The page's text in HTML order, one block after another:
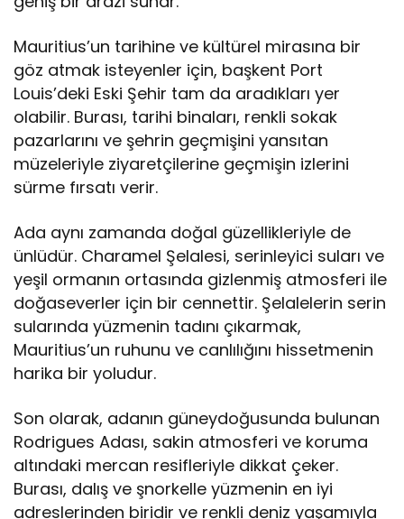
Mauritius’un tarihine ve kültürel mirasına bir
göz atmak isteyenler için, başkent Port
Louis’deki Eski Şehir tam da aradıkları yer
olabilir. Burası, tarihi binaları, renkli sokak
pazarlarını ve şehrin geçmişini yansıtan
müzeleriyle ziyaretçilerine geçmişin izlerini
sürme fırsatı verir.
Ada aynı zamanda doğal güzellikleriyle de
ünlüdür. Charamel Şelalesi, serinleyici suları ve
yeşil ormanın ortasında gizlenmiş atmosferi ile
doğaseverler için bir cennettir. Şelalelerin serin
sularında yüzmenin tadını çıkarmak,
Mauritius’un ruhunu ve canlılığını hissetmenin
harika bir yoludur.
Son olarak, adanın güneydoğusunda bulunan
Rodrigues Adası, sakin atmosferi ve koruma
altındaki mercan resifleriyle dikkat çeker.
Burası, dalış ve şnorkelle yüzmenin en iyi
adreslerinden biridir ve renkli deniz yaşamıyla